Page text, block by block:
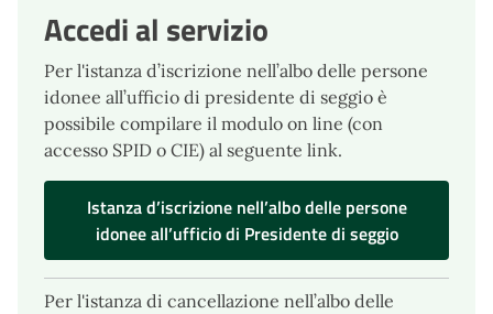
Accedi al servizio
Per l'istanza d’iscrizione nell’albo delle persone
idonee all’ufficio di presidente di seggio è
possibile compilare il modulo on line (con
accesso SPID o CIE) al seguente link.
Istanza d’iscrizione nell’albo delle persone
idonee all’ufficio di Presidente di seggio
Per l'istanza di cancellazione nell’albo delle